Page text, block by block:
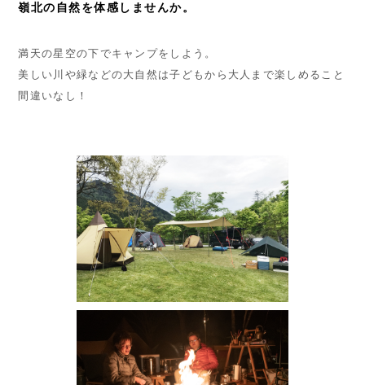
嶺北の自然を体感しませんか。
満天の星空の下でキャンプをしよう。
美しい川や緑などの大自然は子どもから大人まで楽しめること
間違いなし！